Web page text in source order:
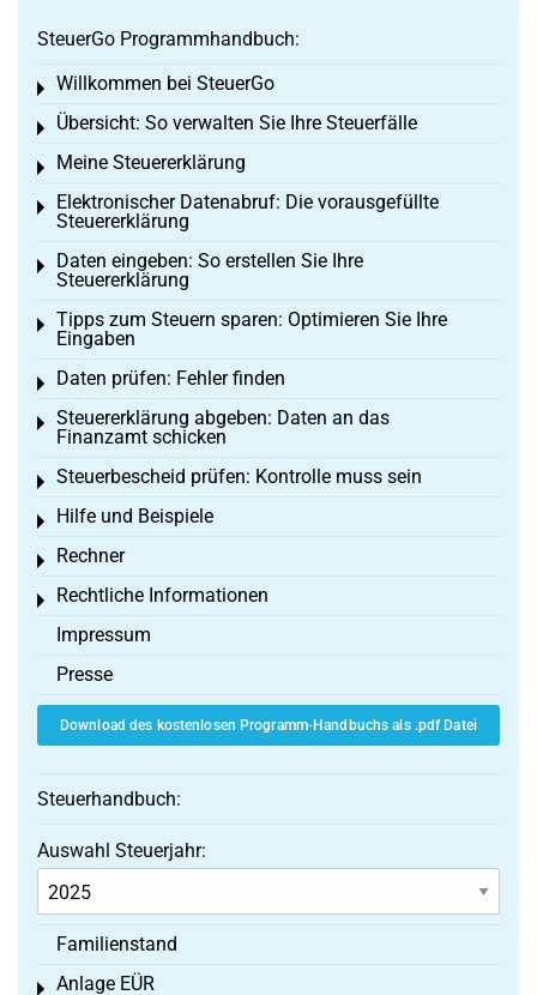
SteuerGo Programmhandbuch:
Willkommen bei SteuerGo
Toggle menu
Übersicht: So verwalten Sie Ihre Steuerfälle
Toggle menu
Meine Steuererklärung
Toggle menu
Elektronischer Datenabruf: Die vorausgefüllte
Steuererklärung
Toggle menu
Daten eingeben: So erstellen Sie Ihre
Steuererklärung
Toggle menu
Tipps zum Steuern sparen: Optimieren Sie Ihre
Eingaben
Toggle menu
Daten prüfen: Fehler finden
Toggle menu
Steuererklärung abgeben: Daten an das
Finanzamt schicken
Toggle menu
Steuerbescheid prüfen: Kontrolle muss sein
Toggle menu
Hilfe und Beispiele
Toggle menu
Rechner
Toggle menu
Rechtliche Informationen
Toggle menu
Impressum
Presse
Download des kostenlosen Programm-Handbuchs als .pdf Datei
Steuerhandbuch:
Auswahl Steuerjahr:
Familienstand
Anlage EÜR